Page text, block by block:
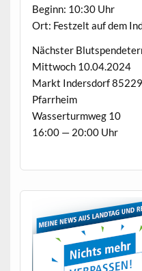
Beginn: 10:30 Uhr
Ort: Festzelt auf dem
Näch­ster
Mittwoch 10.04.2024
Markt Inder­s­dorf 85229
Pfarrheim
Wasser­turmweg 10
16:00 — 20:00 Uhr